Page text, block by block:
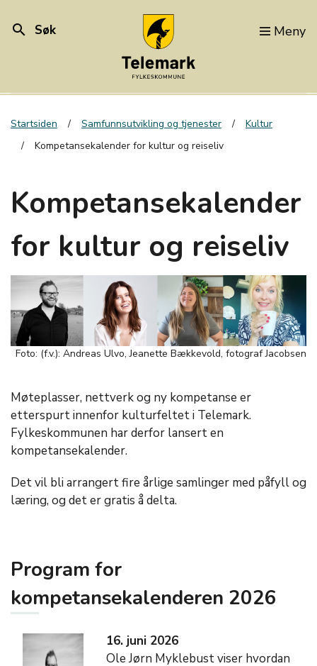
search Søk Meny
Startsiden Samfunnsutvikling og tjenester
Kultur
Kompetansekalender for kultur og reiseliv
Kompetansekalender
for kultur og reiseliv
Foto: (f.v.): Andreas Ulvo, Jeanette Bækkevold, fotograf Jacobsen
Møteplasser, nettverk og ny kompetanse er
etterspurt innenfor kulturfeltet i Telemark.
Fylkeskommunen har derfor lansert en
kompetansekalender.
Det vil bli arrangert fire årlige samlinger med påfyll og
læring, og det er gratis å delta.
Program for
kompetansekalenderen 2026
16. juni 2026
Ole Jørn Myklebust viser hvordan